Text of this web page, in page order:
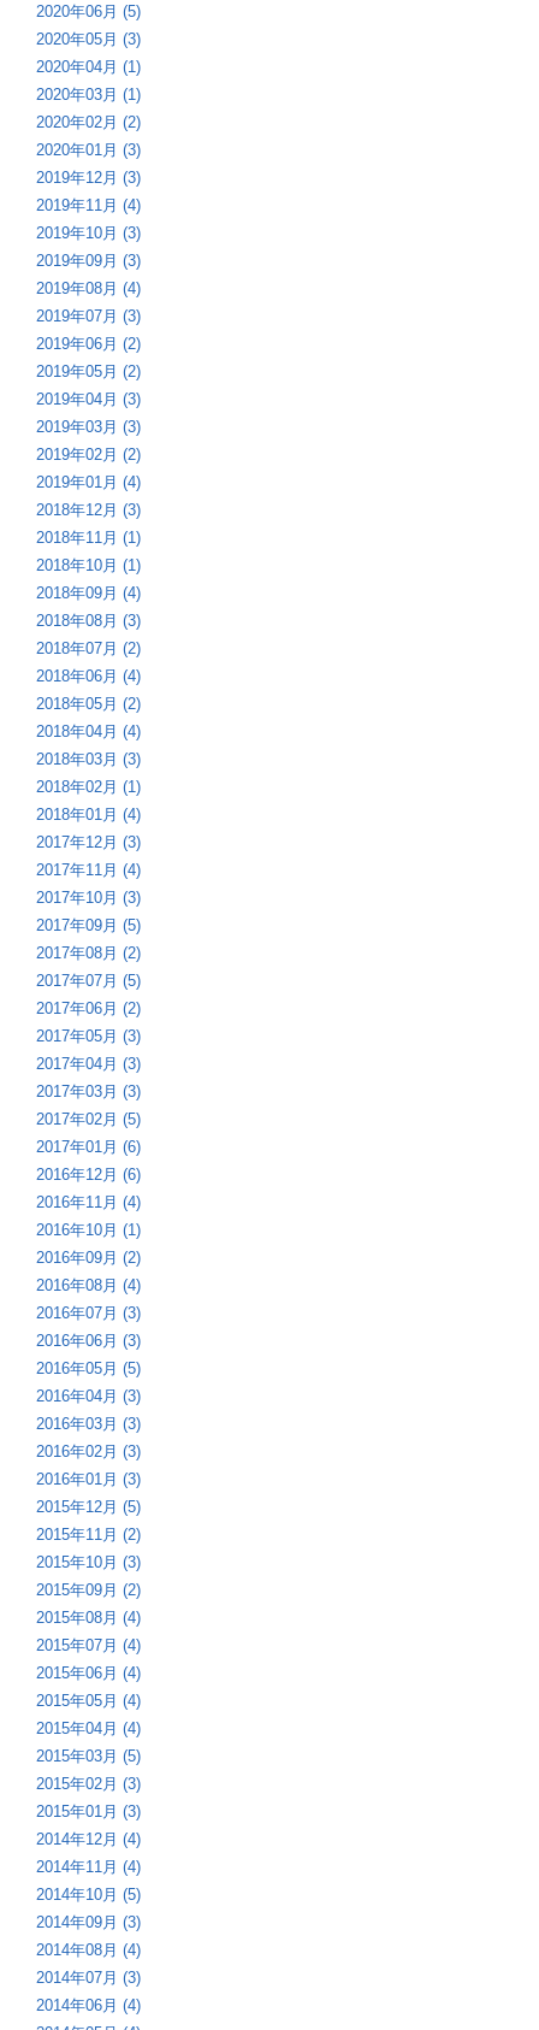
2020年06月 (5)
2020年05月 (3)
2020年04月 (1)
2020年03月 (1)
2020年02月 (2)
2020年01月 (3)
2019年12月 (3)
2019年11月 (4)
2019年10月 (3)
2019年09月 (3)
2019年08月 (4)
2019年07月 (3)
2019年06月 (2)
2019年05月 (2)
2019年04月 (3)
2019年03月 (3)
2019年02月 (2)
2019年01月 (4)
2018年12月 (3)
2018年11月 (1)
2018年10月 (1)
2018年09月 (4)
2018年08月 (3)
2018年07月 (2)
2018年06月 (4)
2018年05月 (2)
2018年04月 (4)
2018年03月 (3)
2018年02月 (1)
2018年01月 (4)
2017年12月 (3)
2017年11月 (4)
2017年10月 (3)
2017年09月 (5)
2017年08月 (2)
2017年07月 (5)
2017年06月 (2)
2017年05月 (3)
2017年04月 (3)
2017年03月 (3)
2017年02月 (5)
2017年01月 (6)
2016年12月 (6)
2016年11月 (4)
2016年10月 (1)
2016年09月 (2)
2016年08月 (4)
2016年07月 (3)
2016年06月 (3)
2016年05月 (5)
2016年04月 (3)
2016年03月 (3)
2016年02月 (3)
2016年01月 (3)
2015年12月 (5)
2015年11月 (2)
2015年10月 (3)
2015年09月 (2)
2015年08月 (4)
2015年07月 (4)
2015年06月 (4)
2015年05月 (4)
2015年04月 (4)
2015年03月 (5)
2015年02月 (3)
2015年01月 (3)
2014年12月 (4)
2014年11月 (4)
2014年10月 (5)
2014年09月 (3)
2014年08月 (4)
2014年07月 (3)
2014年06月 (4)